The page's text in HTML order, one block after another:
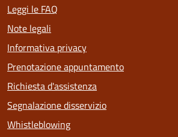
Leggi le FAQ
Note legali
Informativa privacy
Prenotazione appuntamento
Richiesta d'assistenza
Segnalazione disservizio
Whistleblowing